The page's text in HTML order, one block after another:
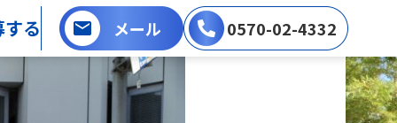
る メール 0570-02-4332